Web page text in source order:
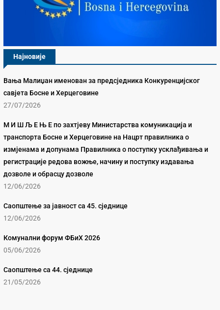
Најновије
Вања Малиџан именован за предсједника Конкуренцијског
савјета Босне и Херцеговине
27/07/2026
М И Ш Љ Е Њ Е по захтјеву Министарства комуникација и
транспорта Босне и Херцеговине на Нацрт правилника о
измјенама и допунама Правилника о поступку усклађивања и
регистрације редова вожње, начину и поступку издавања
дозволе и обрасцу дозволе
12/06/2026
Саопштење за јавност са 45. сједнице
12/06/2026
Комунални форум ФБиХ 2026
05/06/2026
Саопштење са 44. сједнице
21/05/2026